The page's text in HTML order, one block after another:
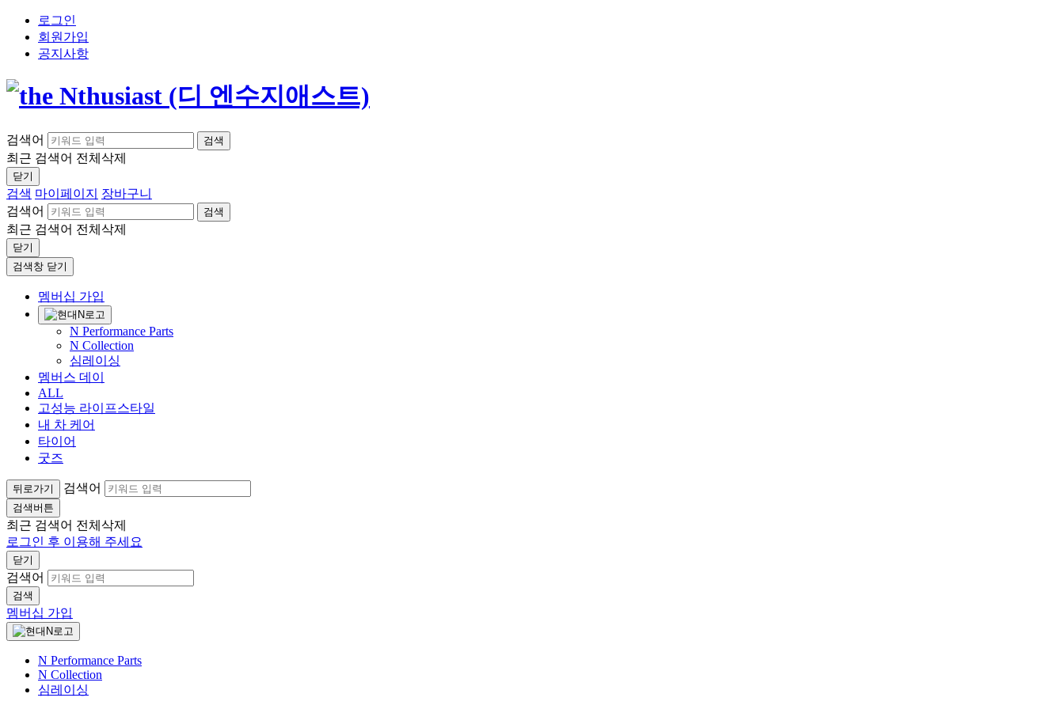
로그인
회원가입
공지사항
검색어 검색
최근 검색어 전체삭제
닫기
검색 마이페이지
장바구니
검색어
검색
최근 검색어 전체삭제
닫기
검색창 닫기
멤버십 가입
N Performance Parts
N Collection
심레이싱
멤버스 데이
ALL
고성능 라이프스타일
내 차 케어
타이어
굿즈
뒤로가기 검색어
검색버튼
최근 검색어 전체삭제
로그인 후 이용해 주세요
닫기
검색어
검색
멤버십 가입
N Performance Parts
N Collection
심레이싱